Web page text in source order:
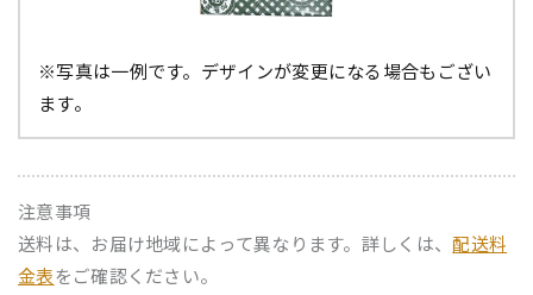
※写真は一例です。デザインが変更になる場合もござい
ます。
注意事項
送料は、お届け地域によって異なります。詳しくは、配送料
金表をご確認ください。